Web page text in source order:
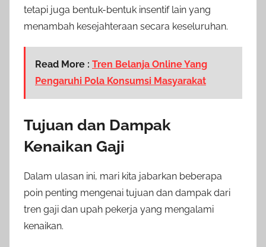
tetapi juga bentuk-bentuk insentif lain yang
menambah kesejahteraan secara keseluruhan.
Read More : Tren Belanja Online Yang
Pengaruhi Pola Konsumsi Masyarakat
Tujuan dan Dampak
Kenaikan Gaji
Dalam ulasan ini, mari kita jabarkan beberapa
poin penting mengenai tujuan dan dampak dari
tren gaji dan upah pekerja yang mengalami
kenaikan.